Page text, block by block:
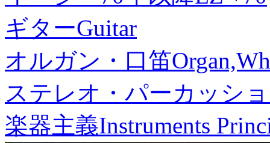
ギターGuitar
オルガン・口笛
ステレオ・パーカッシ
楽器主義Instruments